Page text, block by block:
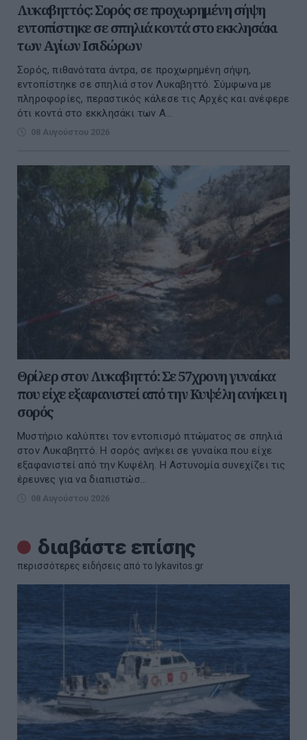
Λυκαβηττός: Σορός σε προχωρημένη σήψη
εντοπίστηκε σε σπηλιά κοντά στο εκκλησάκι
των Αγίων Ισιδώρων
Σορός, πιθανότατα άντρα, σε προχωρημένη σήψη,
εντοπίστηκε σε σπηλιά στον Λυκαβηττό. Σύμφωνα με
πληροφορίες, περαστικός κάλεσε τις Αρχές και ανέφερε
ότι κοντά στο εκκλησάκι των Α...
08 Αυγούστου 2026
Θρίλερ στον Λυκαβηττό: Σε 57χρονη γυναίκα
που είχε εξαφανιστεί από την Κυψέλη ανήκει η
σορός
Μυστήριο καλύπτει τον εντοπισμό πτώματος σε σπηλιά
στον Λυκαβηττό. Η σορός ανήκει σε γυναίκα που είχε
εξαφανιστεί από την Κυψέλη. Η Αστυνομία συνεχίζει τις
έρευνες για να διαπιστώσ...
08 Αυγούστου 2026
διαβάστε επίσης
περισσότερες ειδήσεις από το lykavitos.gr